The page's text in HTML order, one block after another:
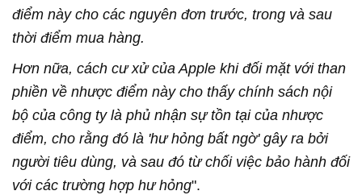
điểm này cho các nguyên đơn trước, trong và sau
thời điểm mua hàng.
Hơn nữa, cách cư xử của Apple khi đối mặt với than
phiền về nhược điểm này cho thấy chính sách nội
bộ của công ty là phủ nhận sự tồn tại của nhược
điểm, cho rằng đó là 'hư hỏng bất ngờ' gây ra bởi
người tiêu dùng, và sau đó từ chối việc bảo hành đối
với các trường hợp hư hỏng".